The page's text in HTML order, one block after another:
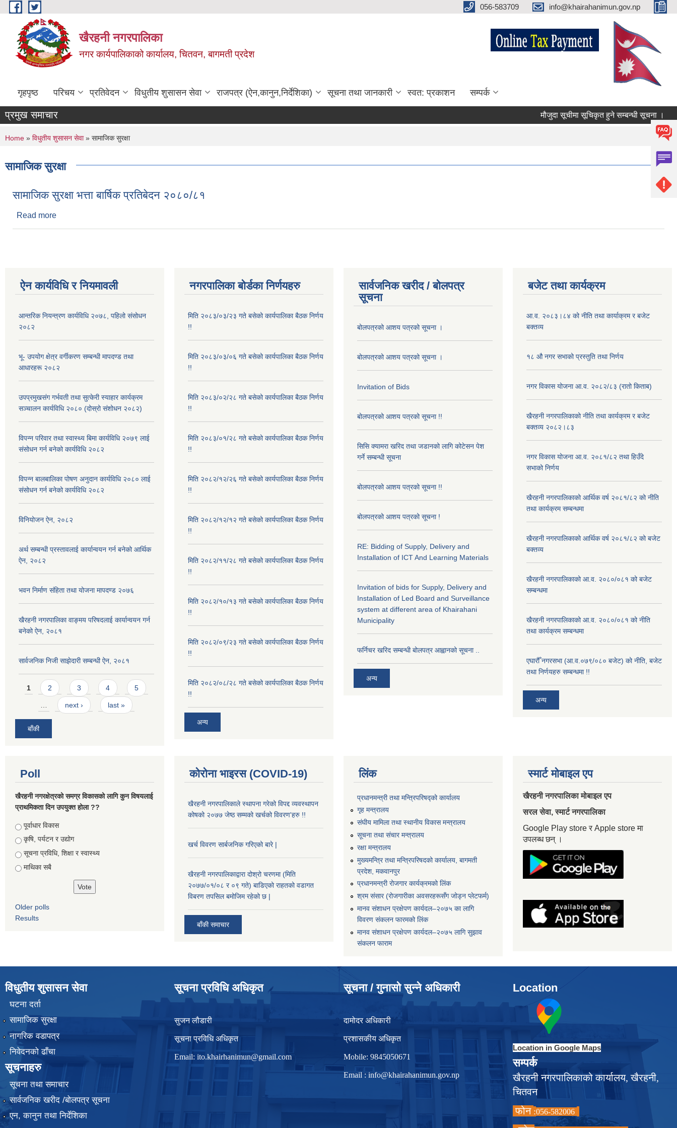
Skip to main content 056-583709 info@khairahanimun.gov.np
खैरहनी नगरपालिका
नगर कार्यपालिकाको कार्यालय, चितवन, बागमती प्रदेश
गृहपृष्ठ परिचय प्रतिवेदन विधुतीय शुसासन सेवा राजपत्र (ऐन,कानुन,निर्देशिका) सूचना तथा जानकारी स्वत: प्रकाशन सम्पर्क
प्रमुख समाचार मौजुदा सूचीमा सूचिकृत हुने सम्बन्धी सूचना ।
You are here
Home » विधुतीय शुसासन सेवा» सामाजिक सुरक्षा
सामाजिक सुरक्षा
सामाजिक सुरक्षा भत्ता बार्षिक प्रतिबेदन २०८०/८१
Read more
ऐन कार्यविधि र नियमावली
आन्तरिक नियन्त्रण कार्यविधि २०७८, पहिलो संसोधन
२०८२
भू- उपयोग क्षेत्र वर्गीकरण सम्बन्धी मापदण्ड तथा
आधारहरू २०८२
उपप्रमुखसंग गर्भवती तथा सुत्केरी स्याहार कार्यक्रम
सञ्चालन कार्यविधि २०८० (दोस्रो संशोधन २०८२)
विपन्न परिवार तथा स्वास्थ्य बिमा कार्यविधि २०७९ लाई
संसोधन गर्न बनेको कार्यविधि २०८२
विपन्न बालबालिका पोषण अनुदान कार्यविधि २०८० लाई
संसोधन गर्न बनेको कार्यविधि २०८२
विनियोजन ऐन, २०८२
अर्थ सम्बन्धी प्रस्तावलाई कार्यान्वयन गर्न बनेको आर्थिक
ऐन, २०८२
भवन निर्माण संहिता तथा योजना मापदण्ड २०७६
खैरहनी नगरपालिका वाङ्मय परिषदलाई कार्यान्वयन गर्न
बनेको ऐन, २०८१
सार्वजनिक निजी साझेदारी सम्बन्धी ऐन, २०८१
Pages
1 2 3 4 5
… next › last »
बाँकी
नगरपालिका बोर्डका निर्णयहरु
मिति २०८३/०३/२३ गते बसेको कार्यपालिका बैठक निर्णय
!!
मिति २०८३/०३/०६ गते बसेको कार्यपालिका बैठक निर्णय
!!
मिति २०८३/०२/२८ गते बसेको कार्यपालिका बैठक निर्णय
!!
मिति २०८३/०१/२८ गते बसेको कार्यपालिका बैठक निर्णय
!!
मिति २०८२/१२/२६ गते बसेको कार्यपालिका बैठक निर्णय
!!
मिति २०८२/१२/१२ गते बसेको कार्यपालिका बैठक निर्णय
!!
मिति २०८२/११/२८ गते बसेको कार्यपालिका बैठक निर्णय
!!
मिति २०८२/१०/१३ गते बसेको कार्यपालिका बैठक निर्णय
!!
मिति २०८२/०९/२३ गते बसेको कार्यपालिका बैठक निर्णय
!!
मिति २०८२/०८/२८ गते बसेको कार्यपालिका बैठक निर्णय
!!
अन्य
सार्वजनिक खरीद / बोलपत्र
सूचना
बोलपत्रको आशय पत्रको सूचना ।
बोलपत्रको आशय पत्रको सूचना ।
Invitation of Bids
बोलपत्रको आशय पत्रको सूचना !!
सिसि क्यामरा खरिद तथा जडानको लागि कोटेसन पेश
गर्ने सम्बन्धी सूचना
बोलपत्रको आशय पत्रको सूचना !!
बोलपत्रको आशय पत्रको सूचना !
RE: Bidding of Supply, Delivery and
Installation of ICT And Learning Materials
Invitation of bids for Supply, Delivery and
Installation of Led Board and Surveillance
system at different area of Khairahani
Municipality
फर्निचर खरिद सम्बन्धी बोलपत्र आह्वानको सूचना ..
अन्य
बजेट तथा कार्यक्रम
आ.व. २०८३।८४ को नीति तथा कार्याक्रम र बजेट
बक्तव्य
१८ औ नगर सभाको प्रस्तुति तथा निर्णय
नगर विकास योजना आ.व. २०८२/८३ (रातो किताब)
खैरहनी नगरपालिकाको नीति तथा कार्यक्रम र बजेट
बक्तव्य २०८२।८३
नगर विकास योजना आ.व. २०८१/८२ तथा हिउँदे
सभाको निर्णय
खैरहनी नगरपालिकाको आर्थिक वर्ष २०८१/८२ को नीति
तथा कार्यक्रम सम्बन्धमा
खैरहनी नगरपालिकाको आर्थिक वर्ष २०८१/८२ को बजेट
बक्तव्य
खैरहनी नगरपालिकाको आ.व. २०८०/०८१ को बजेट
सम्बन्धमा
खैरहनी नगरपालिकाको आ.व. २०८०/०८१ को नीति
तथा कार्यक्रम सम्बन्धमा
एघारौँ नगरसभा (आ.व.०७९/०८० बजेट) को नीति, बजेट
तथा निर्णयहरु सम्बन्धमा !!
अन्य
Poll
खैरहनी नगरक्षेत्रको समग्र विकासको लागि कुन विषयलाई
प्राथमिकता दिन उपयुक्त होला ??
Choices
पूर्वाधार विकास
कृषि, पर्यटन र उद्योग
सूचना प्रविधि, शिक्षा र स्वास्थ्य
माथिका सबै
Older polls
Results
कोरोना भाइरस (COVID-19)
खैरहनी नगरपालिकाले स्थापना गरेको विपद्द व्यवस्थापन
कोषको २०७७ जेष्ठ सम्मको खर्चको विवरण'हरु !!
खर्च विवरण सार्बजनिक गरिएको बारे |
खैरहनी नगरपालिकाद्वारा दोश्रो चरणमा (मिति
२०७७/०१/०८ र ०९ गते) बाडिएको राहतको वडागत
विबरण तपसिल बमोजिम रहेको छ |
बाँकी समाचार
लिंक
प्रधानमन्त्री तथा मन्त्रिपरिषद्को कार्यालय
गृह मन्त्रालय
संघीय मामिला तथा स्थानीय विकास मन्त्रालय
सूचना तथा संचार मन्त्रालय
रक्षा मन्त्रालय
मुख्यमन्त्रि तथा मन्त्रिपरिषदको कार्यालय, बागमती
प्रदेश, मकवानपुर
प्रधानमन्त्री रोजगार कार्यक्रमको लिंक
श्रम संसार (रोजगारीका अवसरहरूसँग जोड्न प्लेटफर्म)
मानव संशाधन प्रक्षेपण कार्यदल–२०७५ का लागि
विवरण संकलन फारमको लिंक
मानव संशाधन प्रक्षेपण कार्यदल–२०७५ लागि सुझाव
संकलन फाराम
स्मार्ट मोबाइल एप
खैरहनी नगरपालिका मोबाइल एप
सरल सेवा, स्मार्ट नगरपालिका
Google Play store र Apple store मा
उपलब्ध छन् ।
विधुतीय शुसासन सेवा
घटना दर्ता
सामाजिक सुरक्षा
नागरिक वडापत्र
निवेदनको ढाँचा
सूचनाहरु
सूचना तथा समाचार
सार्वजनिक खरीद /बोलपत्र सूचना
एन, कानुन तथा निर्देशिका
सूचना प्रविधि अधिकृत
सुजन लौडारी
सूचना प्रविधि अधिकृत
Email: ito.khairhanimun@gmail.com
सूचना / गुनासो सुन्ने अधिकारी
दामोदर अधिकारी
प्रशासकीय अधिकृत
Mobile: 9845050671
Email : info@khairahanimun.gov.np
Location
Location in Google Maps
सम्पर्क
खैरहनी नगरपालिकाको कार्यालय, खैरहनी,
चितवन
फोन :